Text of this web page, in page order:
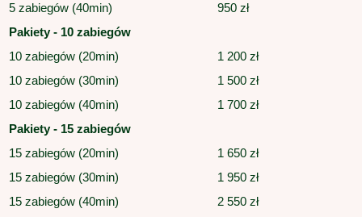
5 zabiegów (40min)
950 zł
Pakiety - 10 zabiegów
10 zabiegów (20min)
1 200 zł
10 zabiegów (30min)
1 500 zł
10 zabiegów (40min)
1 700 zł
Pakiety - 15 zabiegów
15 zabiegów (20min)
1 650 zł
15 zabiegów (30min)
1 950 zł
15 zabiegów (40min)
2 550 zł